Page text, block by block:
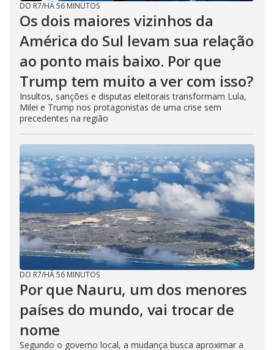
DO R7/HÁ 56 MINUTOS
Os dois maiores vizinhos da
América do Sul levam sua relação
ao ponto mais baixo. Por que
Trump tem muito a ver com isso?
Insultos, sanções e disputas eleitorais transformam Lula,
Milei e Trump nos protagonistas de uma crise sem
precedentes na região
DO R7/HÁ 56 MINUTOS
Por que Nauru, um dos menores
países do mundo, vai trocar de
nome
Segundo o governo local, a mudança busca aproximar a